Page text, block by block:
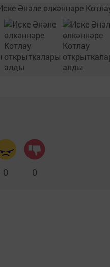
0 0